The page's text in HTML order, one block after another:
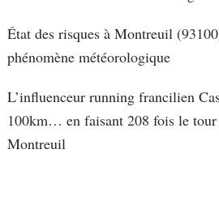
État des risques à Montreuil
phénomène météorologique
L’influenceur running francilien
100km… en faisant 208 fois le tour
Montreuil